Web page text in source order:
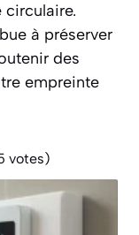
circulaire.
à préserver
des
empreinte
votes)